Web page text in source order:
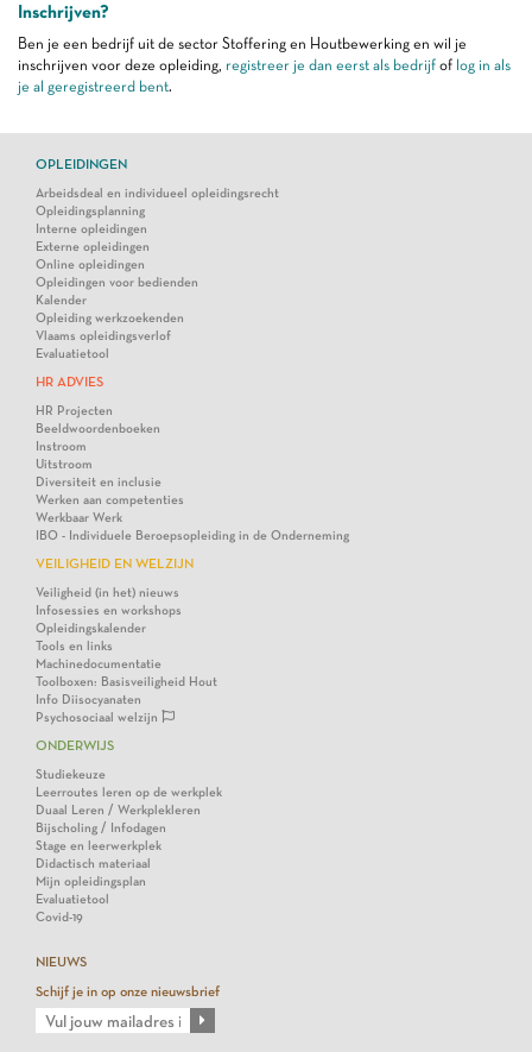
Inschrijven?
Ben je een bedrijf uit de sector Stoffering en Houtbewerking en wil je
inschrijven voor deze opleiding, registreer je dan eerst als bedrijf of log in als
je al geregistreerd bent.
OPLEIDINGEN
Arbeidsdeal en individueel opleidingsrecht
Opleidingsplanning
Interne opleidingen
Externe opleidingen
Online opleidingen
Opleidingen voor bedienden
Kalender
Opleiding werkzoekenden
Vlaams opleidingsverlof
Evaluatietool
HR ADVIES
HR Projecten
Beeldwoordenboeken
Instroom
Uitstroom
Diversiteit en inclusie
Werken aan competenties
Werkbaar Werk
IBO - Individuele Beroepsopleiding in de Onderneming
VEILIGHEID EN WELZIJN
Veiligheid (in het) nieuws
Infosessies en workshops
Opleidingskalender
Tools en links
Machinedocumentatie
Toolboxen: Basisveiligheid Hout
Info Diisocyanaten
Psychosociaal welzijn
ONDERWIJS
Studiekeuze
Leerroutes leren op de werkplek
Duaal Leren / Werkplekleren
Bijscholing / Infodagen
Stage en leerwerkplek
Didactisch materiaal
Mijn opleidingsplan
Evaluatietool
Covid-19
NIEUWS
Schijf je in op onze nieuwsbrief